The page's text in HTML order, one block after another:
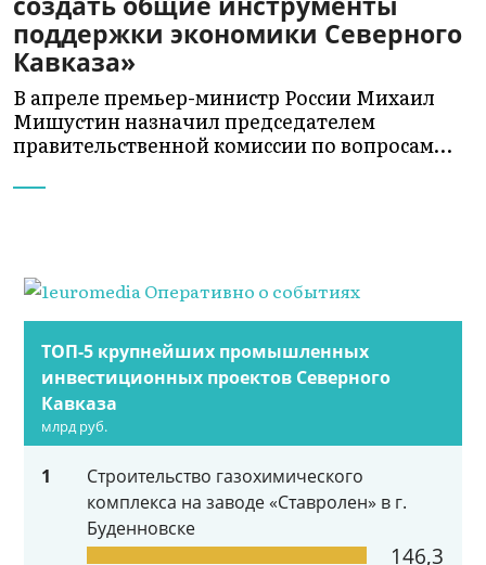
поддержки экономики Северного
Кавказа»
В апреле премьер-министр России Михаил
Мишустин назначил председателем
правительственной комиссии по вопросам…
ТОП-5 крупнейших промышленных
инвестиционных проектов Северного
Кавказа
млрд руб.
1
Строительство газохимического
комплекса на заводе «Ставролен» в г.
Буденновске
146,3